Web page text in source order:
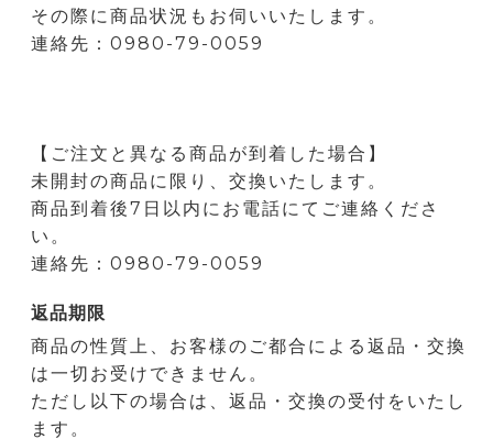
その際に商品状況もお伺いいたします。
連絡先：0980-79-0059
【ご注文と異なる商品が到着した場合】
未開封の商品に限り、交換いたします。
商品到着後7日以内にお電話にてご連絡くださ
い。
連絡先：0980-79-0059
返品期限
商品の性質上、お客様のご都合による返品・交換
は一切お受けできません。
ただし以下の場合は、返品・交換の受付をいたし
ます。